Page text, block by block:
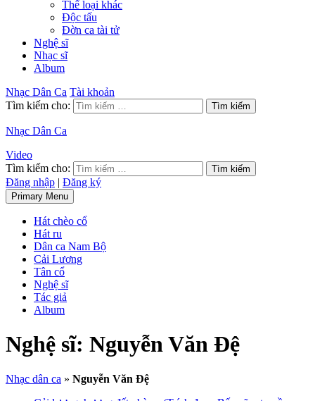
Thể loại khác
Độc tấu
Đờn ca tài tử
Nghệ sĩ
Nhạc sĩ
Album
Nhạc Dân Ca Tài khoản
Tìm kiếm cho:
Nhạc Dân Ca
Video
Tìm kiếm cho:
Đăng nhập | Đăng ký
Primary Menu
Hát chèo cổ
Hát ru
Dân ca Nam Bộ
Cải Lương
Tân cổ
Nghệ sĩ
Tác giả
Album
Nghệ sĩ: Nguyễn Văn Đệ
Nhạc dân ca » Nguyễn Văn Đệ